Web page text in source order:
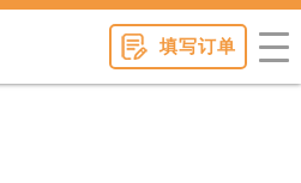
填写订单